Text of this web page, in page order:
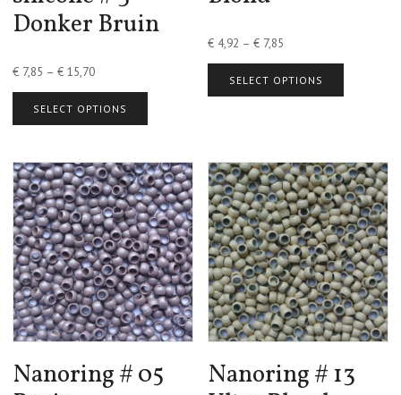
Donker Bruin
€7,85 – €15,70
SELECT OPTIONS
€ 4,92 –€ 7,85
SELECT OPTIONS
Nanoring # 05
Nanoring # 13